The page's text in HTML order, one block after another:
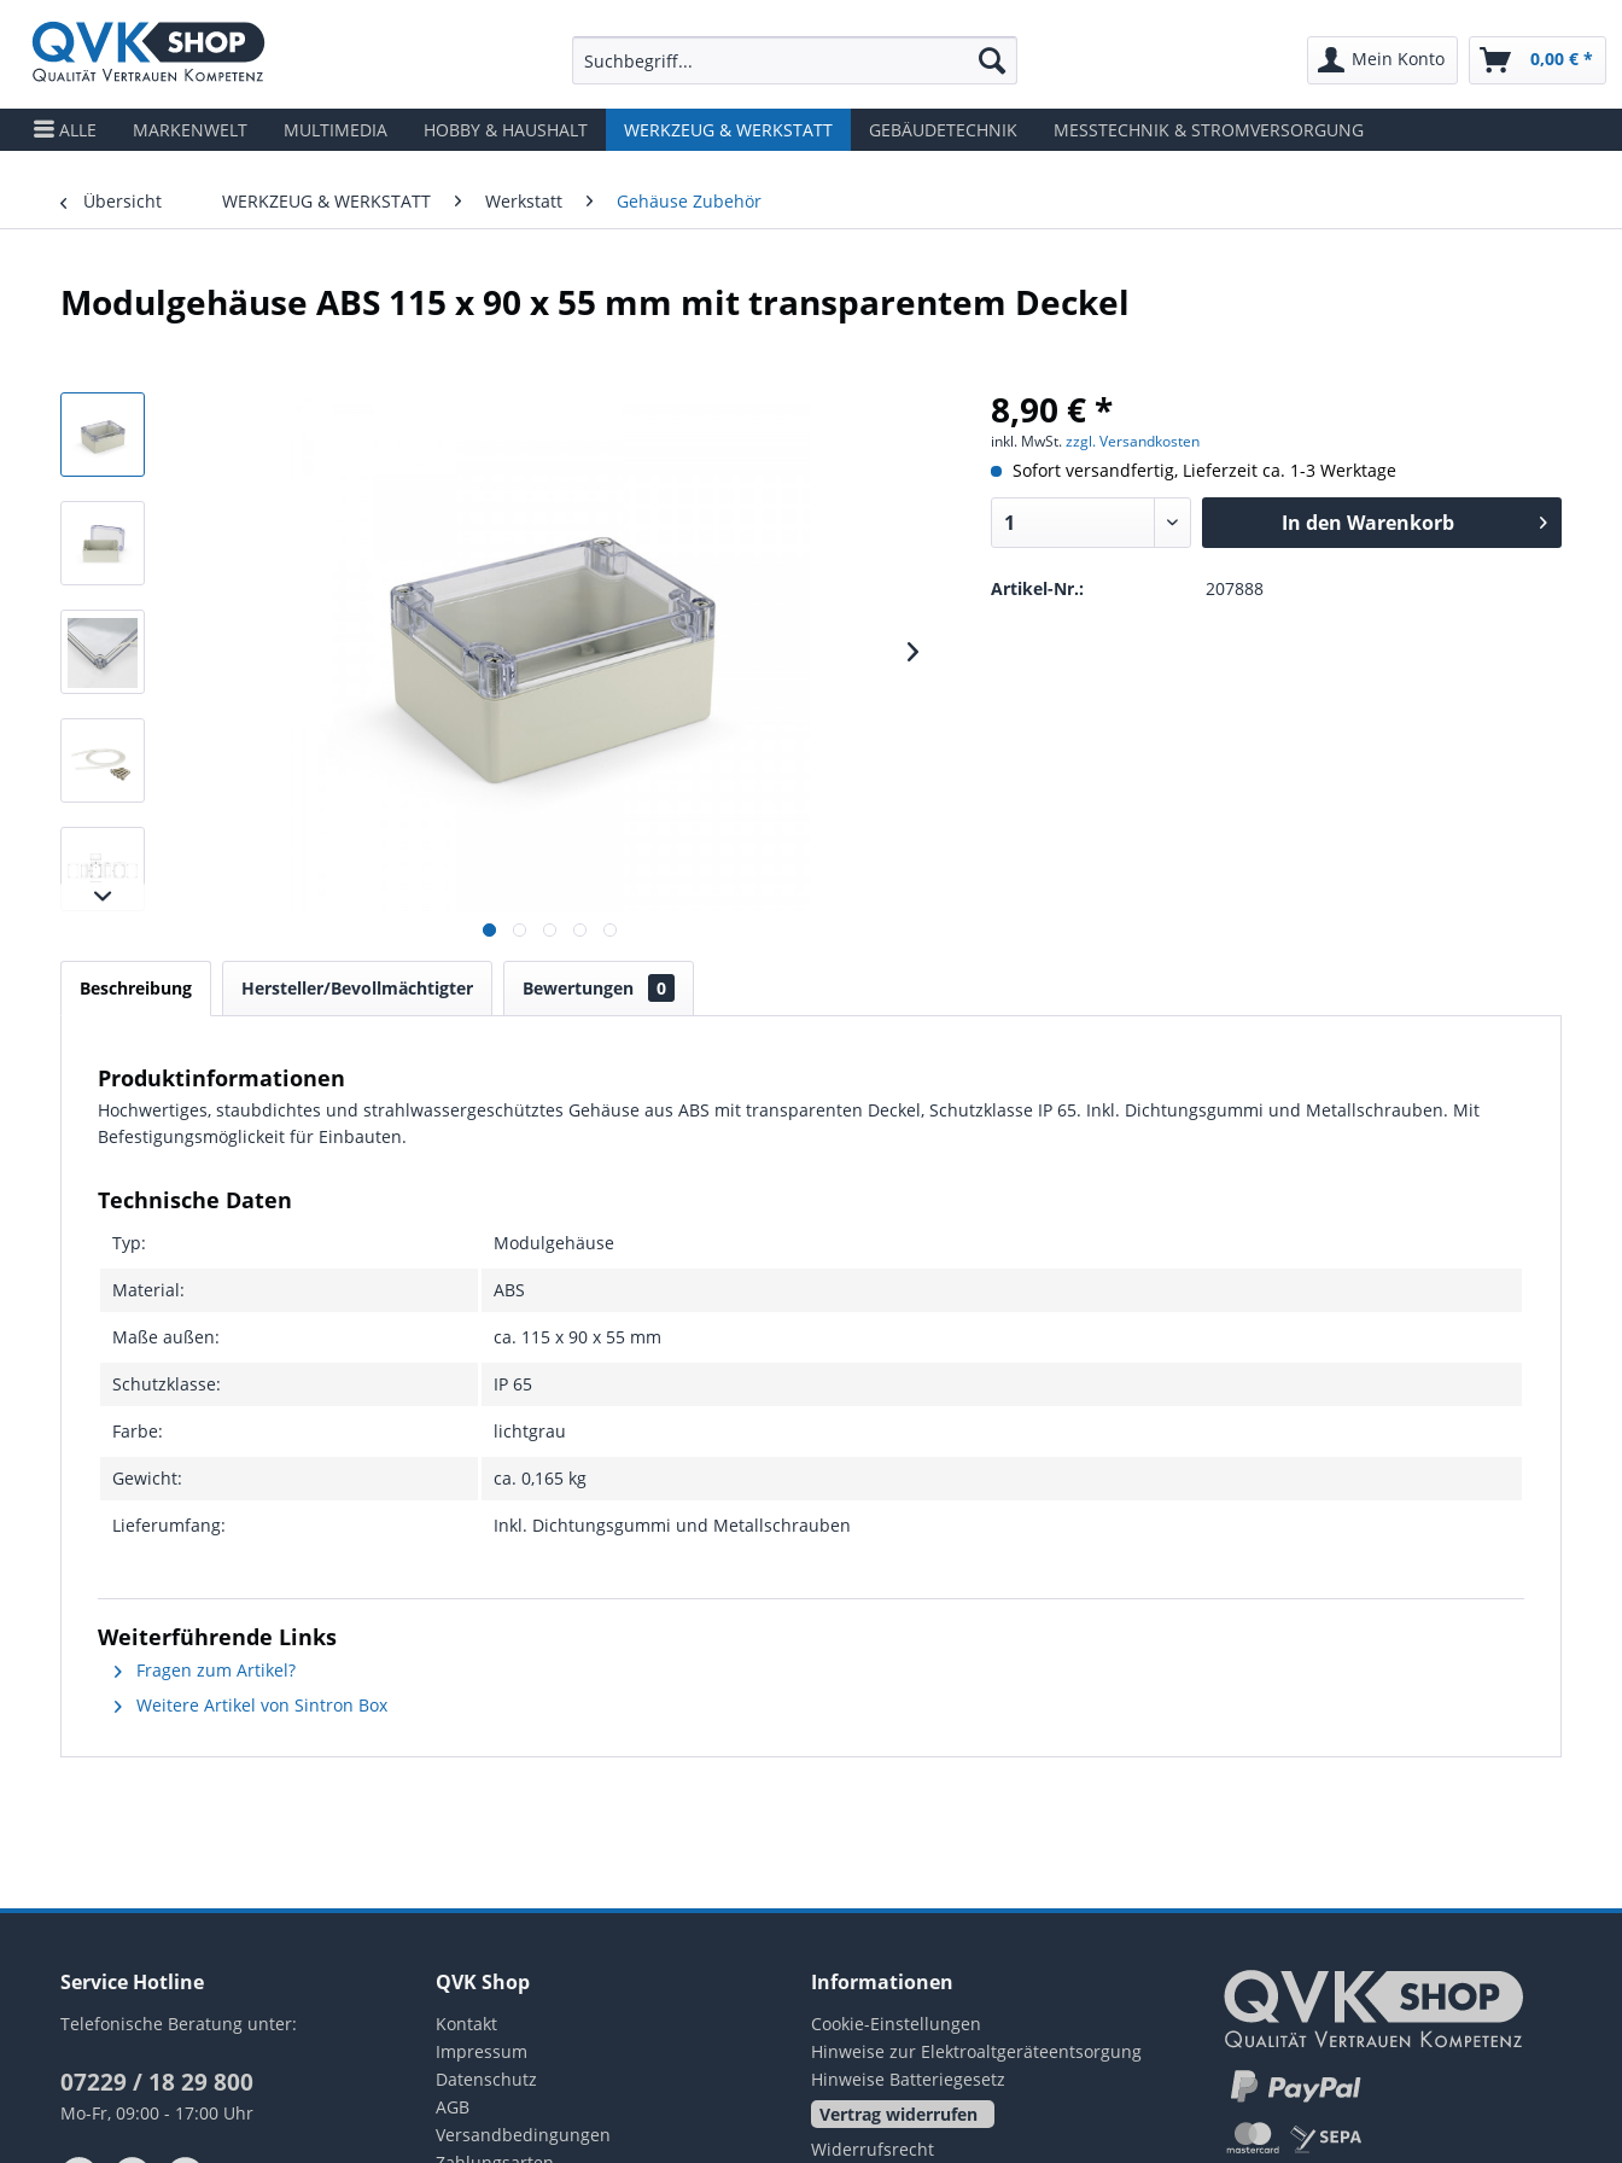
Mein Konto 0,00 € *
ALLE MARKENWELT MULTIMEDIA HOBBY & HAUSHALT WERKZEUG & WERKSTATT GEBÄUDETECHNIK MESSTECHNIK & STROMVERSORGUNG
Übersicht WERKZEUG & WERKSTATT Werkstatt Gehäuse Zubehör
Modulgehäuse ABS 115 x 90 x 55 mm mit transparentem Deckel
8,90 € *
inkl. MwSt.zzgl. Versandkosten
Sofort versandfertig, Lieferzeit ca. 1-3 Werktage
In den Warenkorb
Artikel-Nr.: 207888
Beschreibung Hersteller/Bevollmächtigter Bewertungen 0
Produktinformationen
Hochwertiges, staubdichtes und strahlwassergeschütztes Gehäuse aus ABS mit transparenten Deckel, Schutzklasse IP 65. Inkl. Dichtungsgummi und Metallschrauben. Mit
Befestigungsmöglickeit für Einbauten.
Technische Daten
Typ: Modulgehäuse
Material: ABS
Maße außen: ca. 115 x 90 x 55 mm
Schutzklasse: IP 65
Farbe: lichtgrau
Gewicht: ca. 0,165 kg
Lieferumfang: Inkl. Dichtungsgummi und Metallschrauben
Weiterführende Links
Fragen zum Artikel?
Weitere Artikel von Sintron Box
Service Hotline
Telefonische Beratung unter:
07229 / 18 29 800
Mo-Fr, 09:00 - 17:00 Uhr
QVK Shop
Kontakt
Impressum
Datenschutz
AGB
Versandbedingungen
Informationen
Cookie-Einstellungen
Hinweise zur Elektroaltgeräteentsorgung
Hinweise Batteriegesetz
Vertrag widerrufen
Widerrufsrecht